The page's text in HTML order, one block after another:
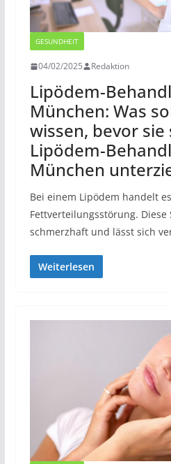
GESUNDHEIT
04/02/2025 Redaktion
Lipödem-
München: Was
wissen, bevor sie
Lipödem-
München
Bei einem Lipödem handelt
Fettverteilungsstörung.
schmerzhaft und lässt sich
Weiterlesen